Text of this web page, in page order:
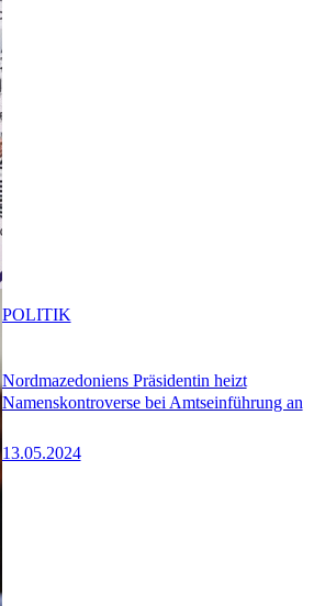
Nordmazedoniens Präsidentin heizt
Namenskontroverse bei Amtseinführung an
13.05.2024
POLITIK